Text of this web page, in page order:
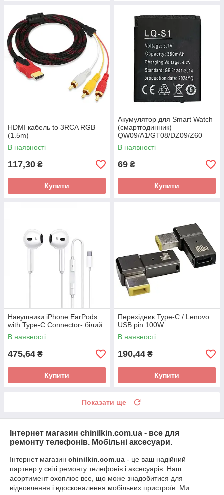
HDMI кабель to 3RCA RGB
(1.5m)
В наявності
117,30 ₴
Купити
Акумулятор для Smart Watch
(смартгодинник)
QW09/A1/GT08/DZ09/Z60
(LQS1)
В наявності
69 ₴
Купити
Навушники iPhone EarPods
with Type-C Connector- білий
В наявності
475,64 ₴
Купити
Перехідник Type-C / Lenovo
USB pin 100W
В наявності
190,44 ₴
Купити
Показати ще
Інтернет магазин chinilkin.com.ua - все для
ремонту телефонів. Мобільні аксесуари.
Інтернет магазин chinilkin.com.ua - це ваш надійний
партнер у світі ремонту телефонів і аксесуарів. Наш
асортимент охоплює все, що може знадобитися для
відновлення і вдосконалення мобільних пристроїв. Ми